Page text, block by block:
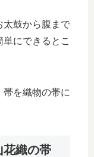
太鼓から腹まで
にできるとこ
を織物の帯に
花織の帯